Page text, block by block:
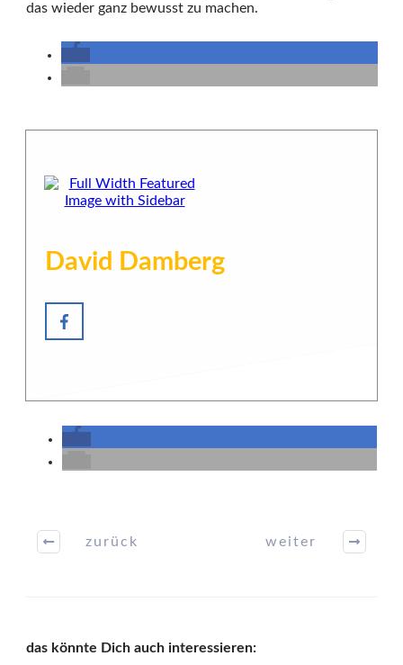
das wieder ganz bewusst zu machen.
David Damberg
zurück weiter
das könnte Dich auch interessieren: